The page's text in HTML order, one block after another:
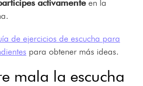
activamente en la
de ejercicios de escucha para
para obtener más ideas.
mala la escucha